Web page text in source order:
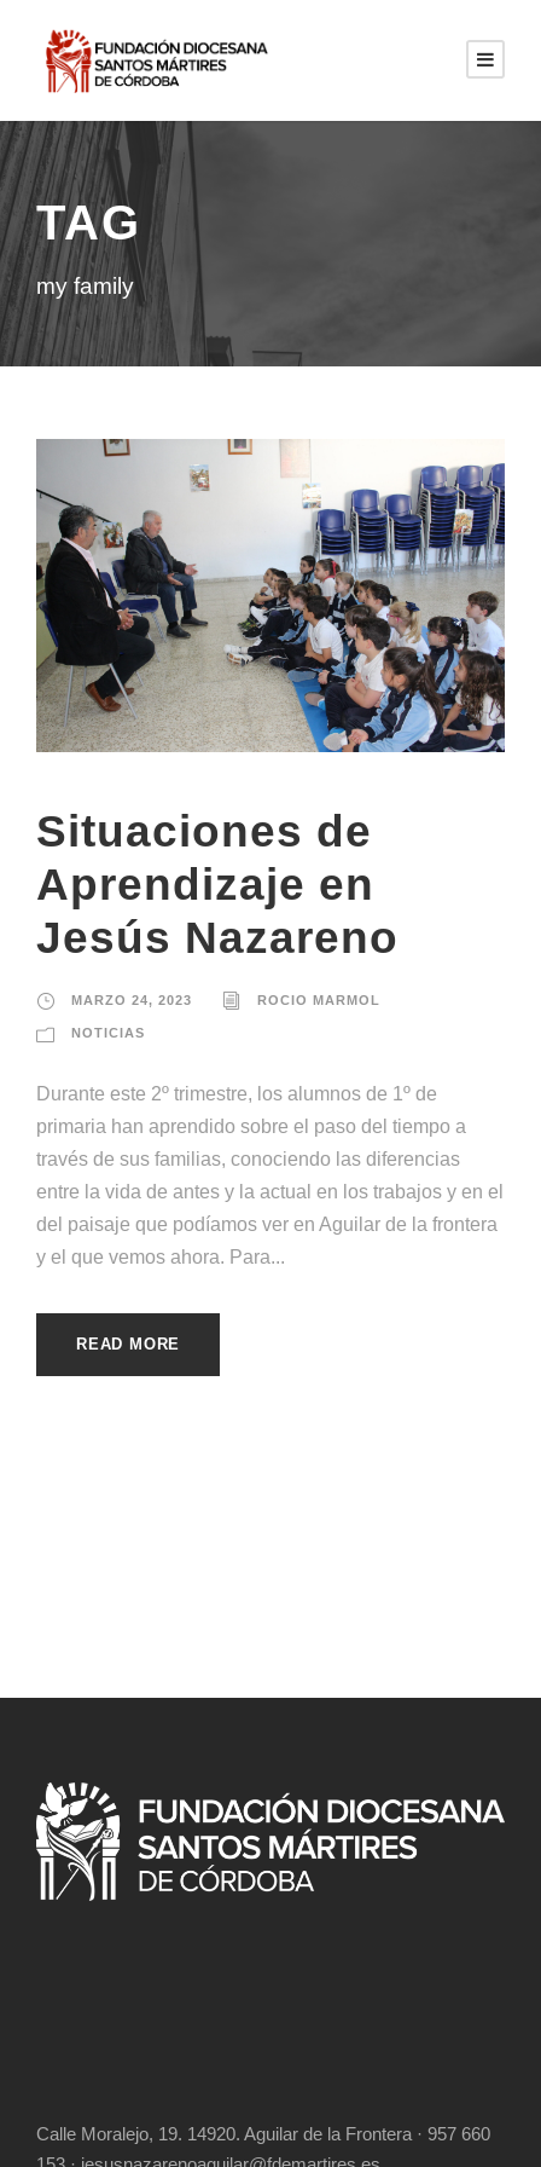
TAG
my family
Situaciones de
Aprendizaje en
Jesús Nazareno
MARZO 24, 2023 ROCIO MARMOL
NOTICIAS
Durante este 2º trimestre, los alumnos de 1º de
primaria han aprendido sobre el paso del tiempo a
través de sus familias, conociendo las diferencias
entre la vida de antes y la actual en los trabajos y en el
del paisaje que podíamos ver en Aguilar de la frontera
y el que vemos ahora. Para...
READ MORE
Calle Moralejo, 19. 14920. Aguilar de la Frontera · 957 660